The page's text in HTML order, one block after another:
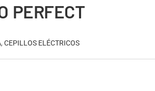
PERFECT
, CEPILLOS ELÉCTRICOS